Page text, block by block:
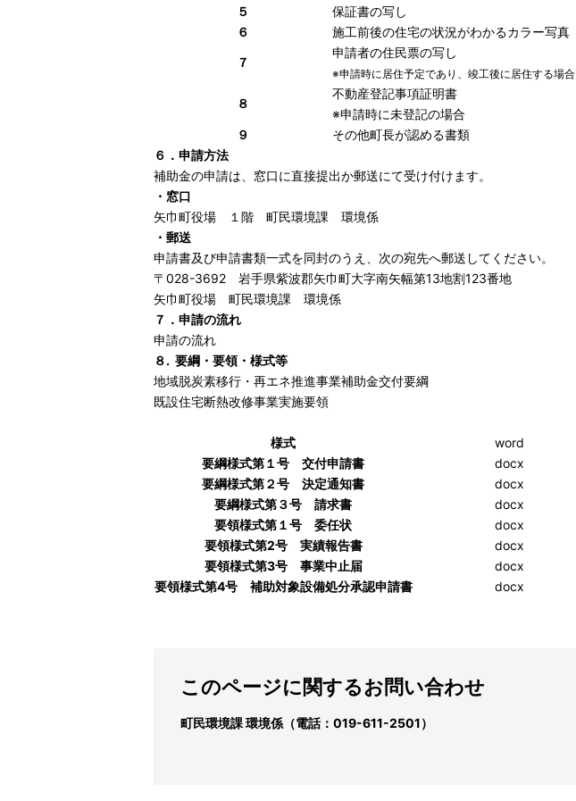
５
保証書の写し
６
施工前後の住宅の状況がわかるカラー写真
７
申請者の住民票の写し
※申請時に居住予定であり、竣工後に居住する場合
８
不動産登記事項証明書
※申請時に未登記の場合
９ その他町長が認める書類
６．申請方法
補助金の申請は、窓口に直接提出か郵送にて受け付けます。
・窓口
矢巾町役場 １階 町民環境課 環境係
・郵送
申請書及び申請書類一式を同封のうえ、次の宛先へ郵送してください。
〒028-3692 岩手県紫波郡矢巾町大字南矢幅第13地割123番地
矢巾町役場 町民環境課 環境係
７．申請の流れ
申請の流れ
８. 要綱・要領・様式等
地域脱炭素移行・再エネ推進事業補助金交付要綱
既設住宅断熱改修事業実施要領
様式 word
要綱様式第１号 交付申請書
docx
要綱様式第２号 決定通知書
docx
要綱様式第３号 請求書
docx
要領様式第１号 委任状
docx
要領様式第2号 実績報告書
docx
要領様式第3号 事業中止届
docx
要領様式第4号 補助対象設備処分承認申請書
docx
このページに関するお問い合わせ
町民環境課 環境係（電話：019-611-2501）